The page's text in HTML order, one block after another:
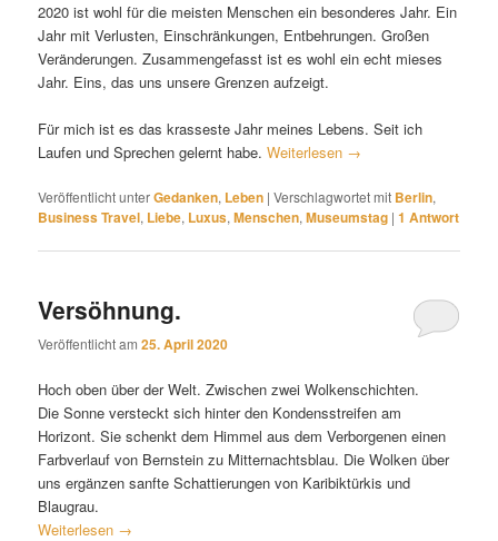
2020 ist wohl für die meisten Menschen ein besonderes Jahr. Ein
Jahr mit Verlusten, Einschränkungen, Entbehrungen. Großen
Veränderungen. Zusammengefasst ist es wohl ein echt mieses
Jahr. Eins, das uns unsere Grenzen aufzeigt.
Für mich ist es das krasseste Jahr meines Lebens. Seit ich
Laufen und Sprechen gelernt habe.Weiterlesen →
Veröffentlicht unterGedanken, Leben |Verschlagwortet mit Berlin,
Business Travel, Liebe, Luxus,Menschen,Museumstag |1 Antwort
Versöhnung.
Veröffentlicht am25. April 2020
Hoch oben über der Welt. Zwischen zwei Wolkenschichten.
Die Sonne versteckt sich hinter den Kondensstreifen am
Horizont. Sie schenkt dem Himmel aus dem Verborgenen einen
Farbverlauf von Bernstein zu Mitternachtsblau. Die Wolken über
uns ergänzen sanfte Schattierungen von Karibiktürkis und
Blaugrau.
Weiterlesen →